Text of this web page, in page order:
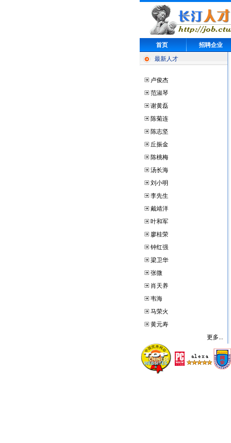
首页 招聘企业
最新人才
卢俊杰
范淑琴
谢黄磊
陈菊连
陈志坚
丘振金
陈桃梅
汤长海
刘小明
李先生
戴靖洋
叶和军
廖桂荣
钟红强
梁卫华
张微
肖天养
韦海
马荣火
黄元寿
更多...